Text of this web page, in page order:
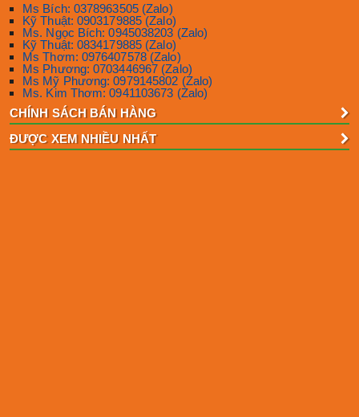
Ms Bích: 0378963505 (Zalo)
Kỹ Thuật: 0903179885 (Zalo)
Ms. Ngọc Bích: 0945038203 (Zalo)
Kỹ Thuật: 0834179885 (Zalo)
Ms Thơm: 0976407578 (Zalo)
Ms Phương: 0703446967 (Zalo)
Ms Mỹ Phương: 0979145802 (Zalo)
Ms. Kim Thơm: 0941103673 (Zalo)
CHÍNH SÁCH BÁN HÀNG
ĐƯỢC XEM NHIỀU NHẤT